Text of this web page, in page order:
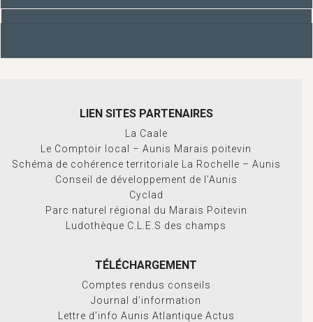
LIEN SITES PARTENAIRES
La Caale
Le Comptoir local – Aunis Marais poitevin
Schéma de cohérence territoriale La Rochelle – Aunis
Conseil de développement de l’Aunis
Cyclad
Parc naturel régional du Marais Poitevin
Ludothèque C.L.E.S des champs
TÉLÉCHARGEMENT
Comptes rendus conseils
Journal d’information
Lettre d’info Aunis Atlantique Actus